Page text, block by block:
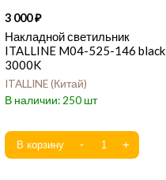
3 000
Накладной светильник
ITALLINE M04-525-146 black
3000K
ITALLINE Китай
250